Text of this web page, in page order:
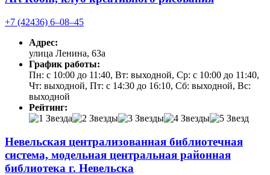
+7 (42436) 6‒08‒45
Адрес:
улица Ленина, 63а
График работы:
Пн: с 10:00 до 11:40, Вт: выходной, Ср: с 10:00 до 11:40,
Чт: выходной, Пт: с 14:30 до 16:10, Сб: выходной, Вс:
выходной
Рейтинг:
Невельская централизованная библиотечная
система, модельная центральная районная
библиотека г. Невельска